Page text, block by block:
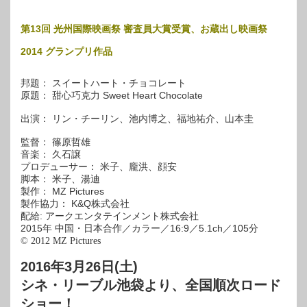
第13回 光州国際映画祭 審査員大賞受賞、お蔵出し映画祭
2014 グランプリ作品
邦題： スイートハート・チョコレート
原題： 甜心巧克力 Sweet Heart Chocolate
出演： リン・チーリン、池内博之、福地祐介、山本圭
監督： 篠原哲雄
音楽： 久石譲
プロデューサー： 米子、龐洪、顔安
脚本： 米子、湯迪
製作： MZ Pictures
製作協力： K&Q株式会社
配給: アークエンタテインメント株式会社
2015年 中国・日本合作／カラー／16:9／5.1ch／105分
© 2012 MZ Pictures
2016年3月26日(土)
シネ・リーブル池袋より、 全国順次ロード
ショー！